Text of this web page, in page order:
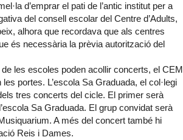
d’emprar el pati de l’antic institut per a
del consell escolar del Centre d’Adults,
alhora que recordava que als centres
és necessària la prèvia autorització del
les escoles poden acollir concerts, el CEM
portes. L’escola Sa Graduada, el col·legi
tres concerts del cicle. El primer serà
Sa Graduada. El grup convidat serà
A més del concert també hi
Reis i Dames.